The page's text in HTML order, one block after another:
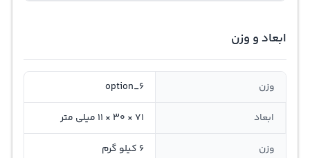
ابعاد و وزن
وزن option_6
ابعاد 71 × 30 × 11 میلی‌ متر
وزن 6 کیلو گرم